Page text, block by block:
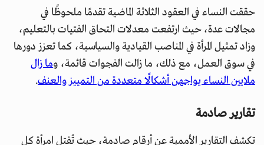
حققت النساء في العقود الثلاثة الماضية تقدمًا ملحوظًا في
مجالات عدة، حيث ارتفعت معدلات التحاق الفتيات بالتعليم،
وزاد تمثيل المرأة في المناصب القيادية والسياسية، كما تعزز دورها
في سوق العمل، مع ذلك، ما زالت الفجوات قائمة، وما زال
ملايين النساء يواجهن أشكالًا متعددة من التمييز والعنف.
تقارير صادمة
تكشف التقارير الأممية عن أرقام صادمة، حيث تُقتل امرأة كل